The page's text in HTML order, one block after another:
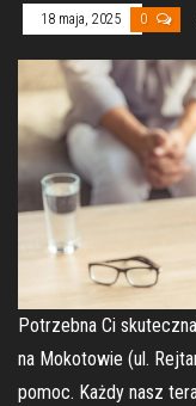
18 maja, 2025 0
Potrzebna Ci
na Mokotowie (ul.
pomoc. Każdy nasz